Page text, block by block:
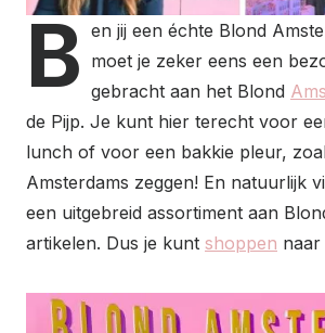
B en jij een échte Blond
moet je zeker eens een
gebracht aan het Blond
de Pijp. Je kunt hier terecht voor
lunch of voor een bakkie pleur,
Amsterdams zeggen! En natuurlijk
een uitgebreid assortiment aan
artikelen. Dus je kunt shoppen